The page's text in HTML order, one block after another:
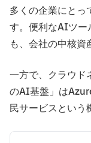
多くの企業にとっ
す。便利なAIツー
も、会社の中核資
一方で、クラウド
のAI基盤」は
民サービスという